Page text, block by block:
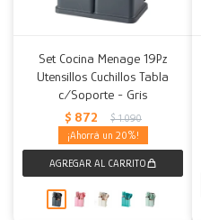
Set Cocina Menage 19Pz
Utensillos Cuchillos Tabla
c/Soporte - Gris
$ 872 $ 1.090
20